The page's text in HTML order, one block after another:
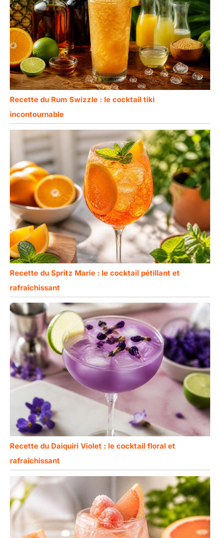
d'Thanksgiving, de
Noël, de la Fête des
Mères ou de la Fête
des Pères, et bien
d'autres
événements encore
Recette du Rum Swizzle : le cocktail tiki
incontournable
Recette du Spritz Marie : le cocktail pétillant et
rafraîchissant
Recette du Daiquiri Violet : le cocktail floral et
rafraîchissant